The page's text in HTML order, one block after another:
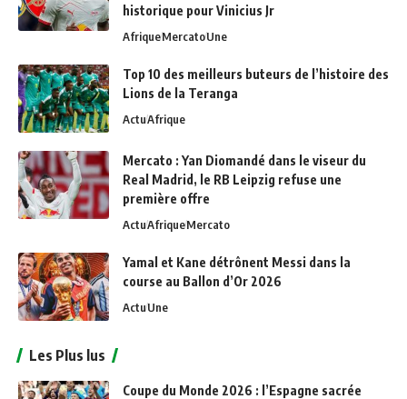
historique pour Vinicius Jr
AfriqueMercatoUne
Top 10 des meilleurs buteurs de l’histoire des
Lions de la Teranga
ActuAfrique
Mercato : Yan Diomandé dans le viseur du
Real Madrid, le RB Leipzig refuse une
première offre
ActuAfriqueMercato
Yamal et Kane détrônent Messi dans la
course au Ballon d’Or 2026
ActuUne
Les Plus lus
Coupe du Monde 2026 : l’Espagne sacrée